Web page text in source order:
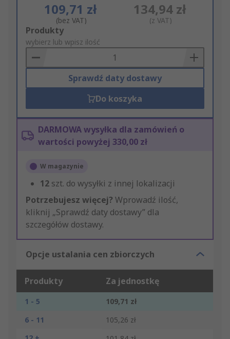
109,71 zł
(bez VAT)
134,94 zł
(z VAT)
Add
to
Basket
Produkty
wybierz lub wpisz ilość
Sprawdź daty dostawy
Do koszyka
DARMOWA wysyłka dla zamówień o
wartości powyżej 330,00 zł
W magazynie
12 szt. do wysyłki z innej lokalizacji
Potrzebujesz więcej? Wprowadź ilość,
kliknij „Sprawdź daty dostawy” dla
szczegółów dostawy.
Opcje ustalania cen zbiorczych
Produkty Za jednostkę
1 - 5
109,71 zł
6 - 11
105,26 zł